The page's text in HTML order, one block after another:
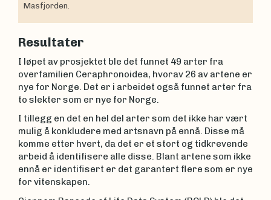
Masfjorden.
Resultater
I løpet av prosjektet ble det funnet 49 arter fra
overfamilien Ceraphronoidea, hvorav 26 av artene er
nye for Norge. Det er i arbeidet også funnet arter fra
to slekter som er nye for Norge.
I tillegg en det en hel del arter som det ikke har vært
mulig å konkludere med artsnavn på ennå. Disse må
komme etter hvert, da det er et stort og tidkrevende
arbeid å identifisere alle disse. Blant artene som ikke
ennå er identifisert er det garantert flere som er nye
for vitenskapen.